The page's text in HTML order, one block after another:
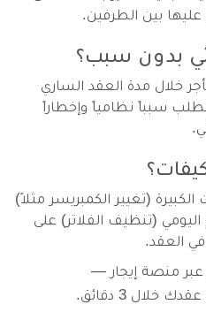
عليها بين الطرفين.
بدون سبب؟
خلال مدة العقد الساري
سبباً نظامياً وإخطاراً
(تغيير الكمبريسر مثلاً)
(تنظيف الفلاتر) على
العقد.
منصة إيجار —
خلال 3 دقائق.